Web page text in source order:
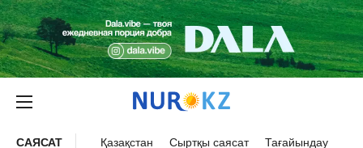
САЯСАТ Қазақстан Сыртқы саясат Тағайындау